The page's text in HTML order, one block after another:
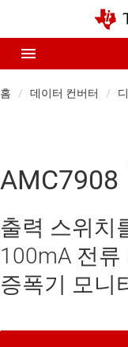
홈 데이터 컨버터
AMC7908
출력 스위치
100mA 전류
증폭기 모니